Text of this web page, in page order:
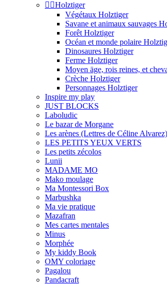
 Holztiger
Végétaux Holztiger
Savane et animaux sauvages
Forêt Holztiger
Océan et monde polaire
Dinosaures Holztiger
Ferme Holztiger
Moyen äge, rois reines, et
Crèche Holztiger
Personnages Holztiger
Inspire my play
JUST BLOCKS
Laboludic
Le bazar de Morgane
Les arènes (Lettres de Céline Alvarez)
LES PETITS YEUX VERTS
Les petits zécolos
Lunii
MADAME MO
Mako moulage
Ma Montessori Box
Marbushka
Ma vie pratique
Mazafran
Mes cartes mentales
Minus
Morphée
My kiddy Book
OMY coloriage
Pagalou
Pandacraft